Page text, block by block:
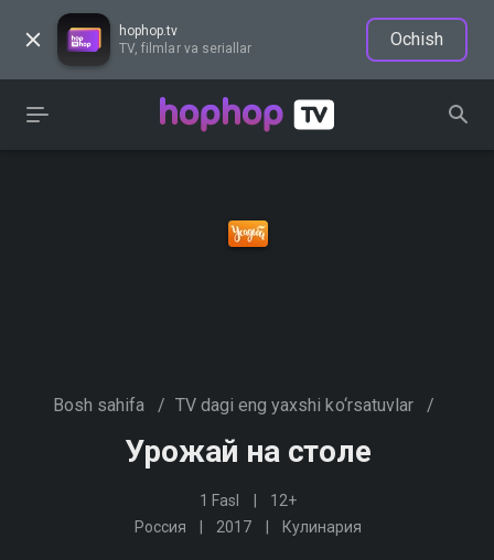
hophop.tv
TV, filmlar va seriallar
Ochish
Bosh sahifa / TV dagi eng yaxshi ko‘rsatuvlar /
Урожай на столе
1 Fasl
12+
Россия
2017 Кулинария